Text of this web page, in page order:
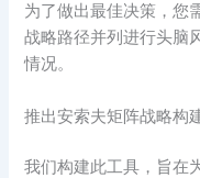
为了做出最佳决策，您
战略路径并列进行头脑
情况。
推出安索夫矩阵战略构
我们构建此工具，旨在